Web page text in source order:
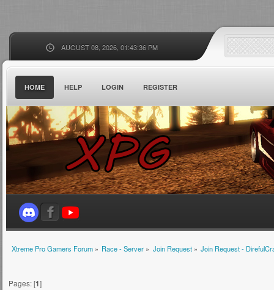
AUGUST 08, 2026, 01:43:36 PM
HOME HELP LOGIN REGISTER
Xtreme Pro Gamers Forum» Race - Server » Join Request» Join Request -
Pages: [1]